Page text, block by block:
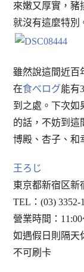
來嫩又厚實，豬
就沒有這麼特別
雖然說這間近百
在食べログ能有
到之處。下次如
的話，不妨到這
博殿、杏子、和
王ろじ
東京都新宿区新
TEL：(03) 3352-
營業時間：11:00
如遇假日則隔天
不可刷卡